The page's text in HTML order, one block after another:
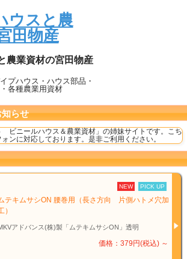
農業資材の宮田物産
プハウス・ハウス部品・
各種農業用資材
らせ
ビニールハウス＆農業資材」の姉妹サイトです。こち
ンに対応しております。是非ご利用ください。
NEW PICK UP
テキムサシON 腰巻用（長さ方向 片側ハトメ穴加
）
アドバンス(株)製「ムテキムサシON」透明
価格：379円(税込) ～